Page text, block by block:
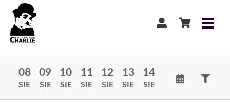
08
SIE
09
SIE
10
SIE
11
SIE
12
SIE
13
SIE
14
SIE